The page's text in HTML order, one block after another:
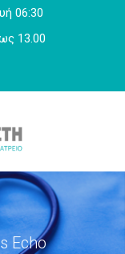
06:30
13.00
Echo